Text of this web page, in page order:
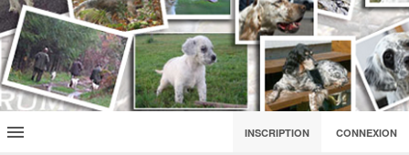
INSCRIPTION CONNEXION